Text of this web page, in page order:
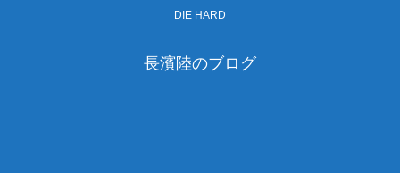
DIE HARD
長濱陸のブログ